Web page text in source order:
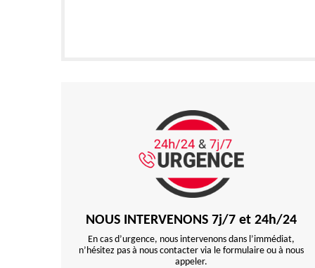
NOUS INTERVENONS 7j/7 et 24h/24
En cas d’urgence, nous intervenons dans l’immédiat,
n’hésitez pas à nous contacter via le formulaire ou à nous
appeler.